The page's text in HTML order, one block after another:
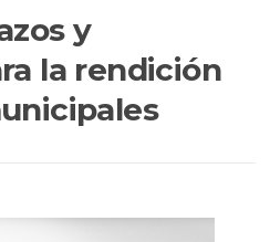
y
la rendición